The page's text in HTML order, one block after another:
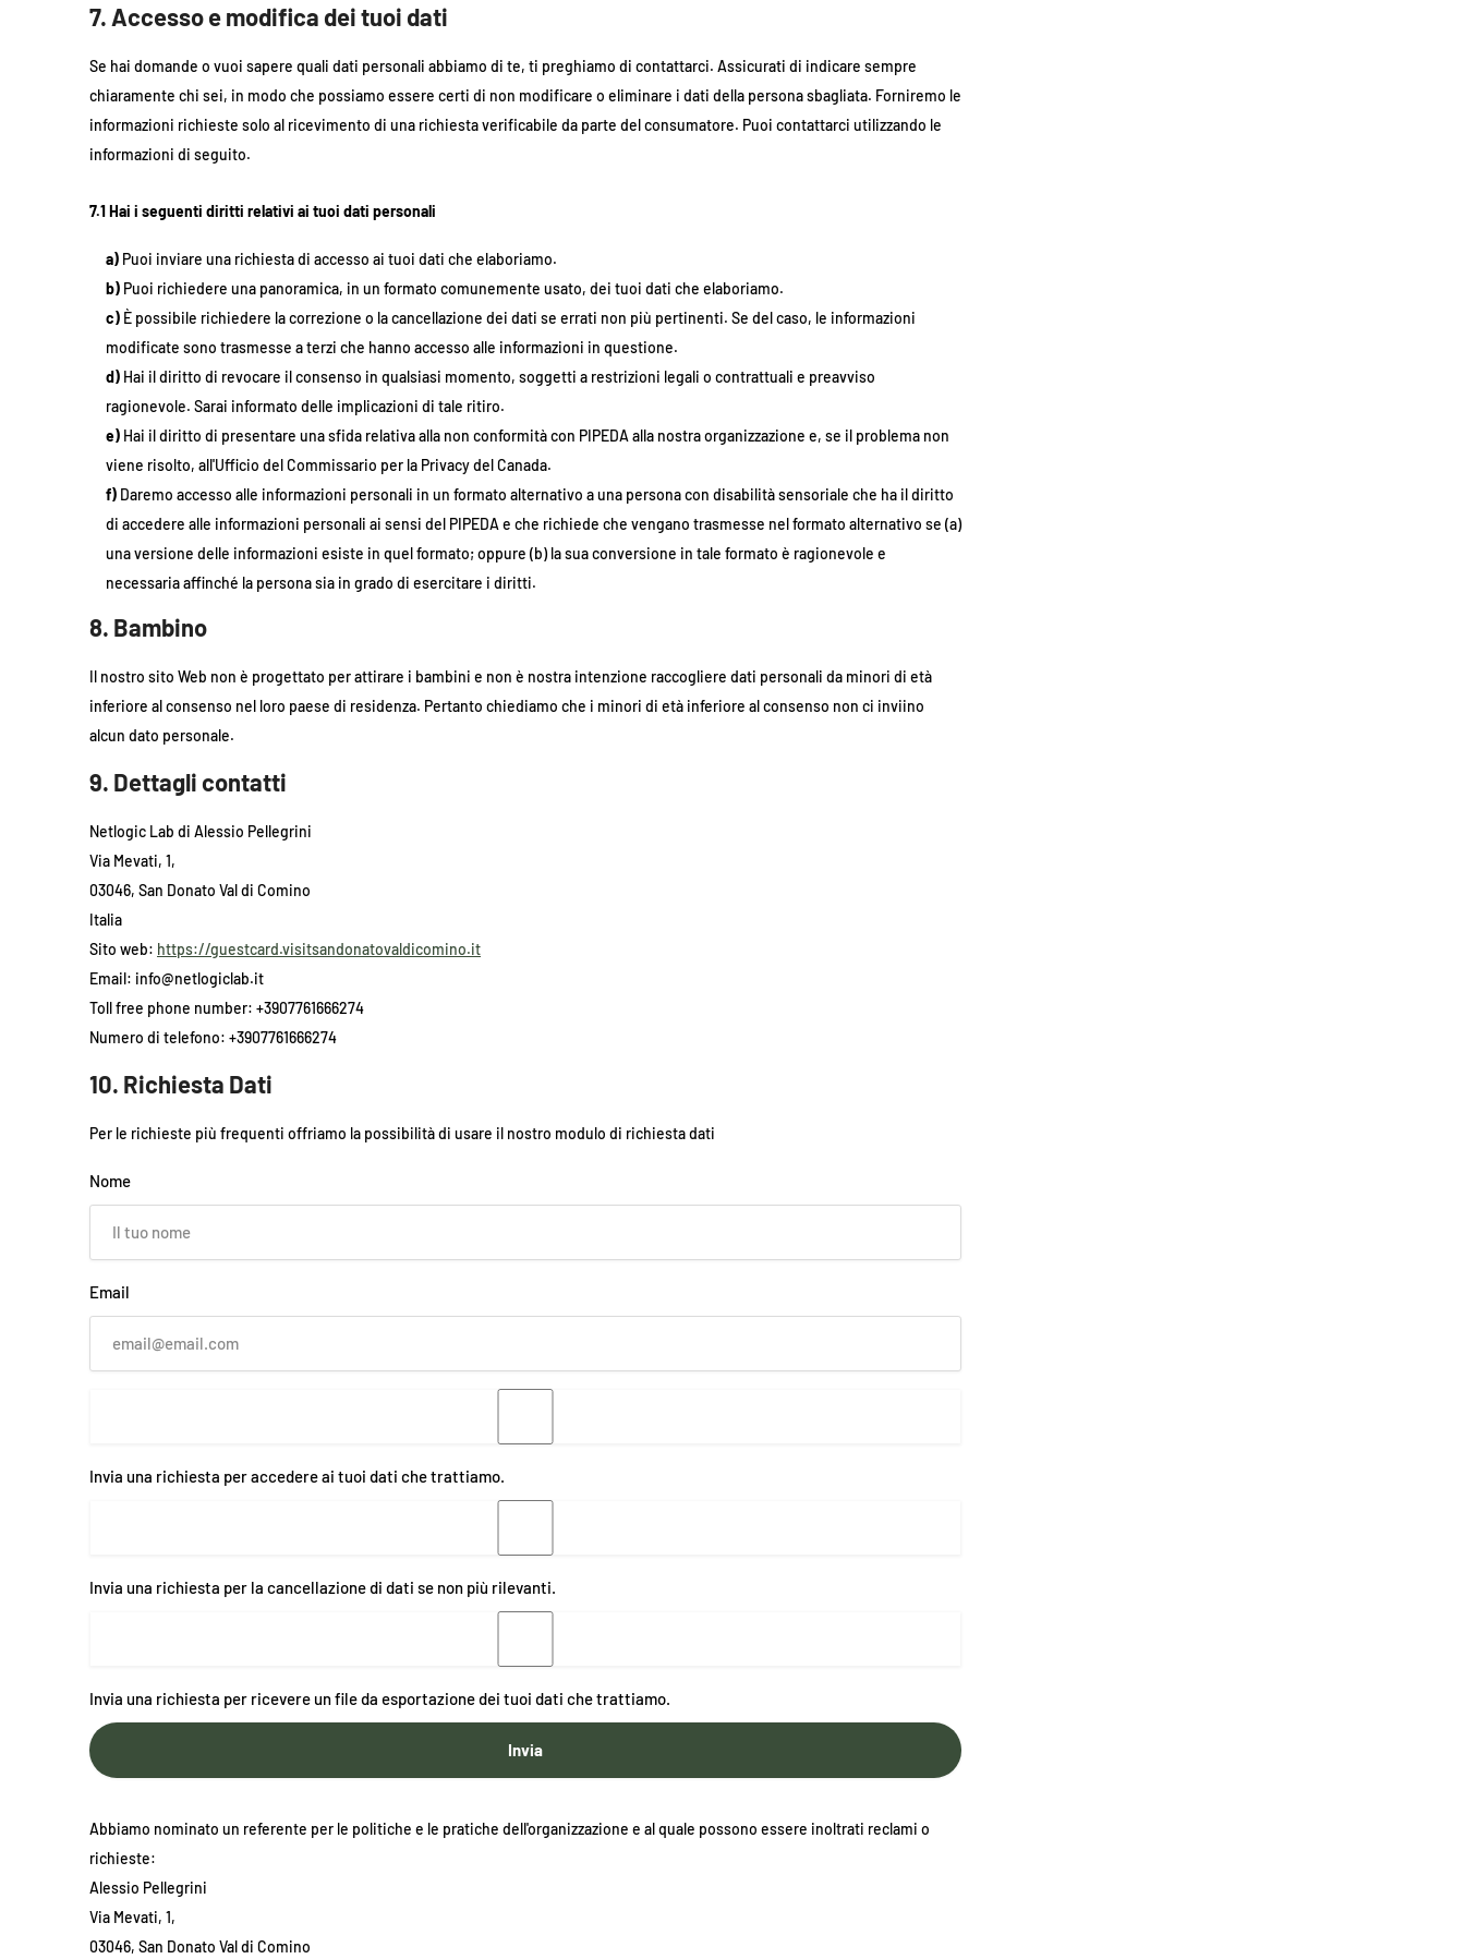
7. Accesso e modifica dei tuoi dati
Se hai domande o vuoi sapere quali dati personali abbiamo di te, ti preghiamo di contattarci. Assicurati di indicare sempre
chiaramente chi sei, in modo che possiamo essere certi di non modificare o eliminare i dati della persona sbagliata. Forniremo le
informazioni richieste solo al ricevimento di una richiesta verificabile da parte del consumatore. Puoi contattarci utilizzando le
informazioni di seguito.
7.1 Hai i seguenti diritti relativi ai tuoi dati personali
Puoi inviare una richiesta di accesso ai tuoi dati che elaboriamo.
Puoi richiedere una panoramica, in un formato comunemente usato, dei tuoi dati che elaboriamo.
È possibile richiedere la correzione o la cancellazione dei dati se errati non più pertinenti. Se del caso, le informazioni
modificate sono trasmesse a terzi che hanno accesso alle informazioni in questione.
Hai il diritto di revocare il consenso in qualsiasi momento, soggetti a restrizioni legali o contrattuali e preavviso
ragionevole. Sarai informato delle implicazioni di tale ritiro.
Hai il diritto di presentare una sfida relativa alla non conformità con PIPEDA alla nostra organizzazione e, se il problema non
viene risolto, all'Ufficio del Commissario per la Privacy del Canada.
Daremo accesso alle informazioni personali in un formato alternativo a una persona con disabilità sensoriale che ha il diritto
di accedere alle informazioni personali ai sensi del PIPEDA e che richiede che vengano trasmesse nel formato alternativo se (a)
una versione delle informazioni esiste in quel formato; oppure (b) la sua conversione in tale formato è ragionevole e
necessaria affinché la persona sia in grado di esercitare i diritti.
8. Bambino
Il nostro sito Web non è progettato per attirare i bambini e non è nostra intenzione raccogliere dati personali da minori di età
inferiore al consenso nel loro paese di residenza. Pertanto chiediamo che i minori di età inferiore al consenso non ci inviino
alcun dato personale.
9. Dettagli contatti
Netlogic Lab di Alessio Pellegrini
Via Mevati, 1,
03046, San Donato Val di Comino
Italia
Sito web: https://guestcard.visitsandonatovaldicomino.it
Email: info@netlogiclab.it
Toll free phone number: +3907761666274
Numero di telefono: +3907761666274
10. Richiesta Dati
Per le richieste più frequenti offriamo la possibilità di usare il nostro modulo di richiesta dati
Nome
Email
Invia una richiesta per accedere ai tuoi dati che trattiamo.
Invia una richiesta per la cancellazione di dati se non più rilevanti.
Invia una richiesta per ricevere un file da esportazione dei tuoi dati che trattiamo.
Abbiamo nominato un referente per le politiche e le pratiche dell'organizzazione e al quale possono essere inoltrati reclami o
richieste:
Alessio Pellegrini
Via Mevati, 1,
03046, San Donato Val di Comino